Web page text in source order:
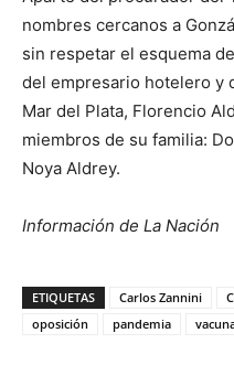
nombres cercanos a
sin respetar el esquema
del empresario hotelero y
Mar del Plata, Florencio
miembros de su familia:
Noya Aldrey.
Información de La Nación
ETIQUETAS Carlos Zannini
oposición
pandemia